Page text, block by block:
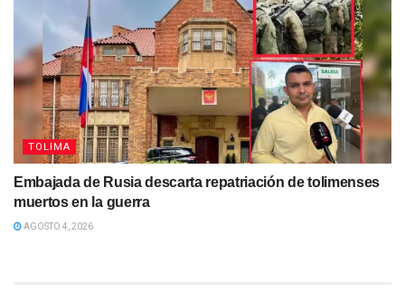
TOLIMA
Embajada de Rusia descarta repatriación de tolimenses
muertos en la guerra
AGOSTO 4, 2026